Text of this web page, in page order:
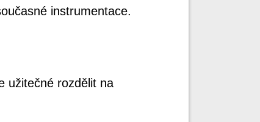
instrumentace.
užitečné rozdělit na